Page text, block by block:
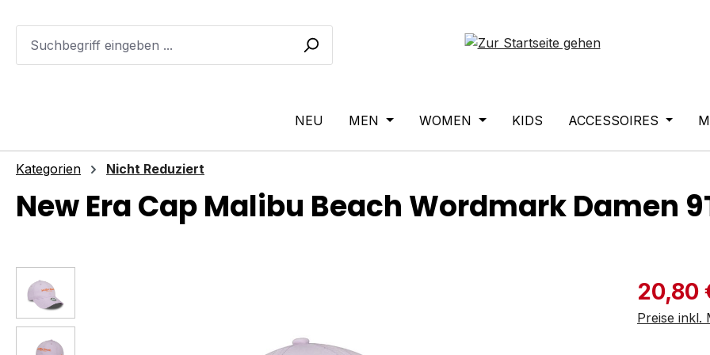
NEU MEN WOMEN KIDS ACCESSOIRES
Kategorien Nicht Reduziert
New Era Cap Malibu Beach Wordmark Damen
Bildergalerie überspringen
20,80
Preise inkl.